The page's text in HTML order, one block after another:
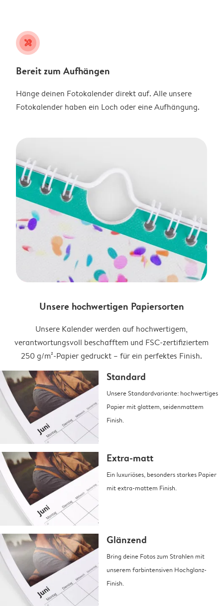
tools
Bereit zum Aufhängen
Hänge deinen Fotokalender direkt auf. Alle unsere
Fotokalender haben ein Loch oder eine Aufhängung.
Unsere hochwertigen Papiersorten
Unsere Kalender werden auf hochwertigem,
verantwortungsvoll beschafftem und FSC-zertifiziertem
250 g/m²-Papier gedruckt – für ein perfektes Finish.
Standard
Unsere Standardvariante: hochwertiges
Papier mit glattem, seidenmattem
Finish.
Extra-matt
Ein luxuriöses, besonders starkes Papier
mit extra-mattem Finish.
Glänzend
Bring deine Fotos zum Strahlen mit
unserem farbintensiven Hochglanz-
Finish.